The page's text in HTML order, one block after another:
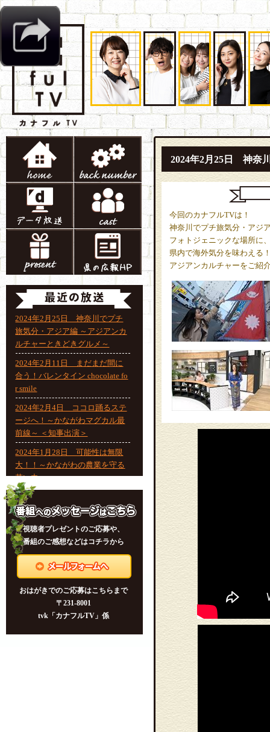
2024年2月25日 神奈
今回のカナフルTVは！
神奈川でプチ旅気分・アジ
フォトジェニックな場所に
県内で海外気分を味わえる
アジアンカルチャーをご紹
2024年2月25日 神奈川でプチ
旅気分・アジア編 ～アジアンカ
ルチャーときどきグルメ～
2024年2月11日 まだまだ間に
合う！バレンタイン chocolate fo
r smile
2024年2月4日 ココロ踊るステ
ージへ！～かながわマグカル最
前線～ ＜知事出演＞
2024年1月28日 可能性は無限
大！！～かながわの農業を守る
若い力～
2024年1月21日 神奈川のたま
ご 美味しいたまご
2024年1月14日 年末年始の運
動不足を解消！オリンピアンに
学ぶ運動法
2024年1月7日 オリパライヤー
新春対談 ～ 知事×アスリート ～
＜知事出演＞
2023年12月24日 いのちの授業
視聴者プレゼントのご応募や、
番組のご感想などはコチラから
おはがきでのご応募はこちらまで
〒231-8001
tvk「カナフルTV」係